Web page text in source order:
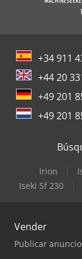
+34 911
+44 20
+49 201
+49 201
Irion
Iseki Sf 230
Vender
Publicar